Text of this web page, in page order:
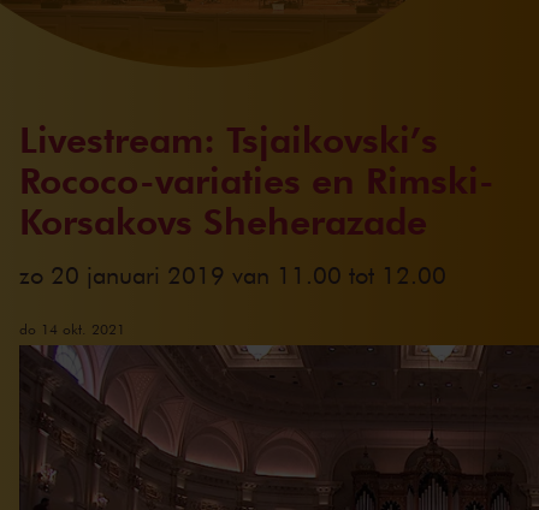
Livestream: Tsjaikovski’s
Rococo-variaties en Rimski-
Korsakovs Sheherazade
zo 20 januari 2019 van 11.00 tot 12.00
do 14 okt. 2021